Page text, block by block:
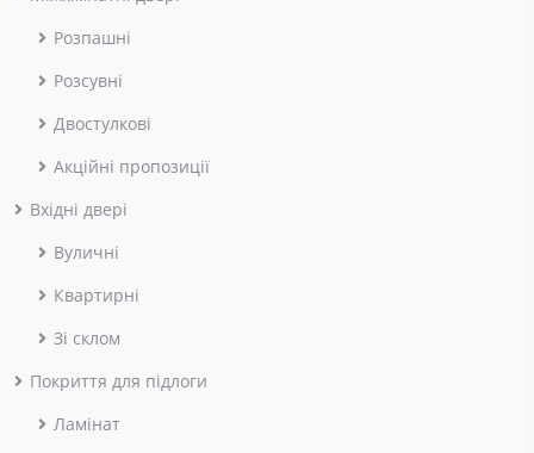
Розпашні
Розсувні
Двостулкові
Акційні пропозиції
Вхідні двері
Вуличні
Квартирні
Зі склом
Покриття для підлоги
Ламінат